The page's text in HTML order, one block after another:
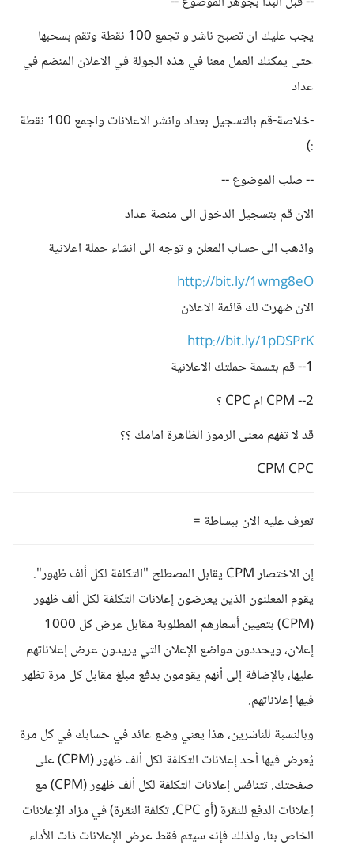
يجب عليك ان تصبح ناشر و تجمع 100 نقطة وتقم بسحبها
حتى يمكنك العمل معنا في هذه الجولة في الاعلان المنضم في
عداد
-خلاصة-قم بالتسجيل بعداد وانشر الاعلانات واجمع 100 نقطة
:)
-- صلب الموضوع --
الان قم بتسجيل الدخول الى منصة عداد
واذهب الى حساب المعلن و توجه الى انشاء حملة اعلانية
http://bit.ly/1wmg8eO
الان ضهرت لك قائمة الاعلان
http://bit.ly/1pDSPrK
1-- قم بتسمة حملتك الاعلانية
2-- CPM ام CPC ؟
قد لا تفهم معنى الرموز الظاهرة امامك ؟؟
CPM CPC
تعرف عليه الان ببساطة =
إن الاختصار CPM يقابل المصطلح "التكلفة لكل ألف ظهور".
يقوم المعلنون الذين يعرضون إعلانات التكلفة لكل ألف ظهور
(CPM) بتعيين أسعارهم المطلوبة مقابل عرض كل 1000
إعلان، ويحددون مواضع الإعلان التي يريدون عرض إعلاناتهم
عليها، بالإضافة إلى أنهم يقومون بدفع مبلغ مقابل كل مرة تظهر
فيها إعلاناتهم.
وبالنسبة للناشرين، هذا يعني وضع عائد في حسابك في كل مرة
يُعرض فيها أحد إعلانات التكلفة لكل ألف ظهور (CPM) على
صفحتك. تتنافس إعلانات التكلفة لكل ألف ظهور (CPM) مع
إعلانات الدفع للنقرة (أو CPC، تكلفة النقرة) في مزاد الإعلانات
الخاص بنا، ولذلك فإنه سيتم فقط عرض الإعلانات ذات الأداء